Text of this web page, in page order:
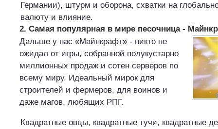
Германии), штурм и оборона, схватки на
валюту и влияние.
2. Самая популярная в мире песочница -
Дальше у нас «Майнкрафт» - никто не
ожидал от игры, собранной полукустарно
миллионных продаж и сотен серверов по
всему миру. Идеальный мирок для
строителей и фермеров, для воинов и
даже магов, любящих РПГ.
Квадратные овцы, квадратные тучи, квадратные